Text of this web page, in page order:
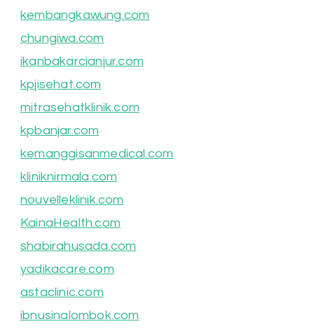
kembangkawung.com
chungiwa.com
ikanbakarcianjur.com
kpjisehat.com
mitrasehatklinik.com
kpbanjar.com
kemanggisanmedical.com
kliniknirmala.com
nouvelleklinik.com
KainaHealth.com
shabirahusada.com
yadikacare.com
astaclinic.com
ibnusinalombok.com